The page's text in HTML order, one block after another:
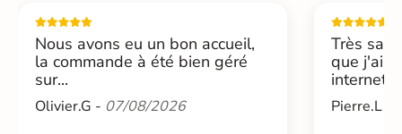
Nous avons eu un bon accueil,
la commande à été bien géré
sur...
Olivier.G - 07/08/2026
Très
que j'ai
internet....
Pierre.L -